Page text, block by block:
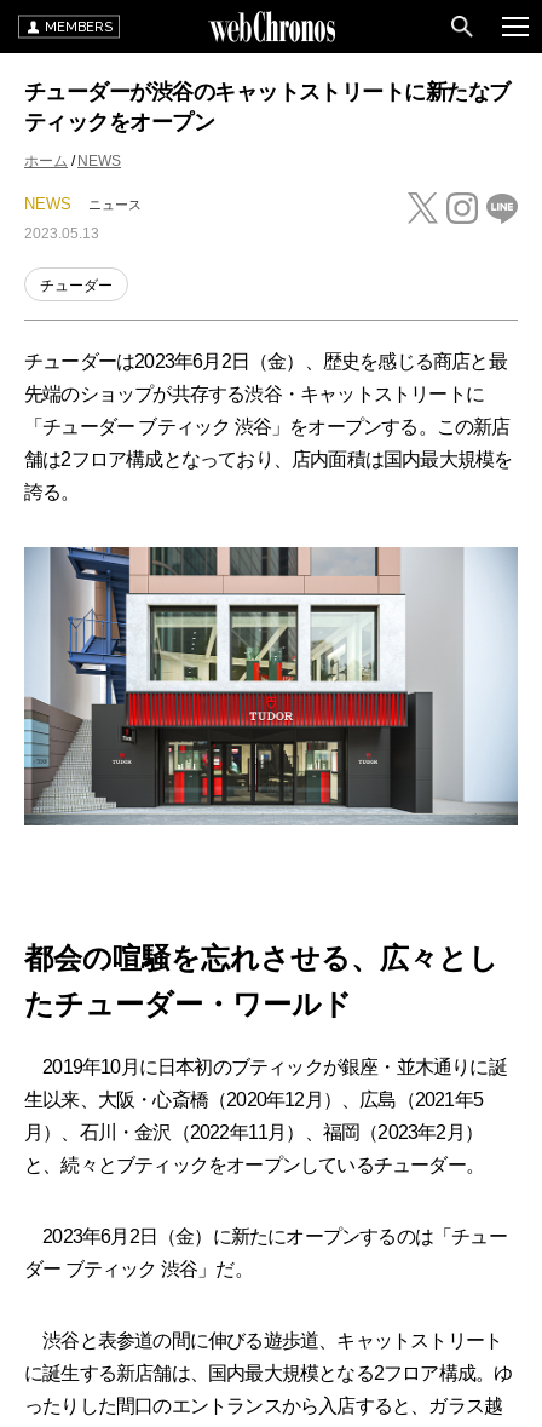
MEMBERS
チューダーが渋谷のキャットストリートに新たなブ
ティックをオープン
ホーム NEWS
NEWS ニュース
2023.05.13
チューダー
チューダーは2023年6月2日（金）、歴史を感じる商店と最
先端のショップが共存する渋谷・キャットストリートに
「チューダー ブティック 渋谷」をオープンする。この新店
舗は2フロア構成となっており、店内面積は国内最大規模を
誇る。
都会の喧騒を忘れさせる、広々とし
たチューダー・ワールド
2019年10月に日本初のブティックが銀座・並木通りに誕
生以来、大阪・心斎橋（2020年12月）、広島（2021年5
月）、石川・金沢（2022年11月）、福岡（2023年2月）
と、続々とブティックをオープンしているチューダー。
2023年6月2日（金）に新たにオープンするのは「チュー
ダー ブティック 渋谷」だ。
渋谷と表参道の間に伸びる遊歩道、キャットストリート
に誕生する新店舗は、国内最大規模となる2フロア構成。ゆ
ったりした間口のエントランスから入店すると、ガラス越